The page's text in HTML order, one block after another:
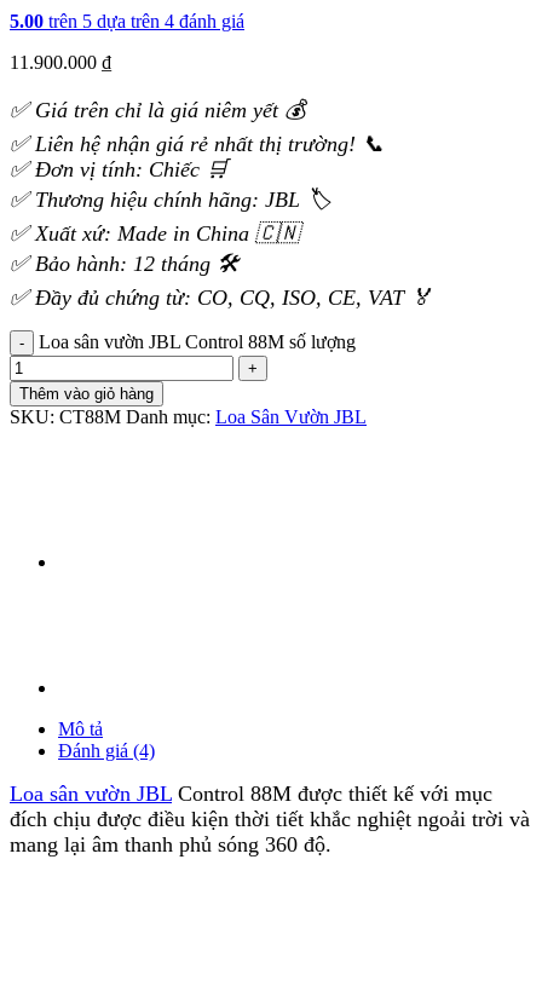
5.00 trên 5 dựa trên 4 đánh giá
11.900.000 ₫
✅ Giá trên chỉ là giá niêm yết 💰
✅ Liên hệ nhận giá rẻ nhất thị trường! 📞
✅ Đơn vị tính: Chiếc 🛒
✅ Thương hiệu chính hãng: JBL 🏷️
✅ Xuất xứ: Made in China 🇨🇳
✅ Bảo hành: 12 tháng 🛠️
✅ Đầy đủ chứng từ: CO, CQ, ISO, CE, VAT 🏅
Loa sân vườn JBL Control 88M số lượng
Thêm vào giỏ hàng
SKU: CT88M Danh mục: Loa Sân Vườn JBL
Mô tả
Đánh giá (4)
Loa sân vườn JBL Control 88M được thiết kế với mục
đích chịu được điều kiện thời tiết khắc nghiệt ngoải trời và
mang lại âm thanh phủ sóng 360 độ.